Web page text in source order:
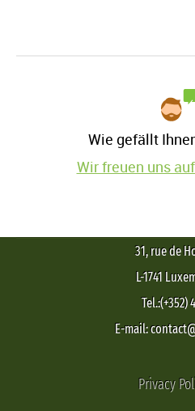
Wie gefällt
Wir freuen uns
31, rue de
L-1741
Tel.:(+352)
E-mail:
Privacy